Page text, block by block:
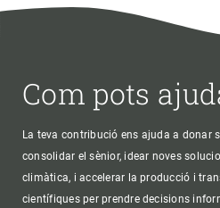
Com pots
La teva contribució ens ajuda a donar
consolidar el sènior, idear noves
climàtica, i accelerar la producció i
científiques per prendre decisions